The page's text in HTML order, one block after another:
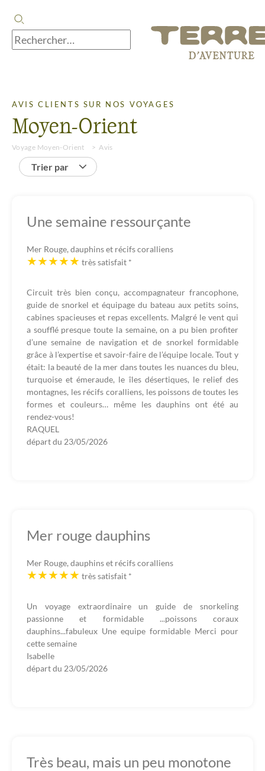
AVIS CLIENTS SUR NOS VOYAGES
Moyen-Orient
Voyage Moyen-Orient Avis
Trier par
Une semaine ressourçante
Mer Rouge, dauphins et récifs coralliens
très satisfait *
Circuit très bien conçu, accompagnateur francophone,
guide de snorkel et équipage du bateau aux petits soins,
cabines spacieuses et repas excellents. Malgré le vent qui
a soufflé presque toute la semaine, on a pu bien profiter
d’une semaine de navigation et de snorkel formidable
grâce à l’expertise et savoir-faire de l’équipe locale. Tout y
était: la beauté de la mer dans toutes les nuances du bleu,
turquoise et émeraude, le îles désertiques, le relief des
montagnes, les récifs coralliens, les poissons de toutes les
formes et couleurs… même les dauphins ont été au
rendez-vous!
RAQUEL
départ du 23/05/2026
Mer rouge dauphins
Mer Rouge, dauphins et récifs coralliens
très satisfait *
Un voyage extraordinaire un guide de snorkeling
passionne et formidable ...poissons coraux
dauphins...fabuleux Une equipe formidable Merci pour
cette semaine
Isabelle
départ du 23/05/2026
Très beau, mais un peu monotone